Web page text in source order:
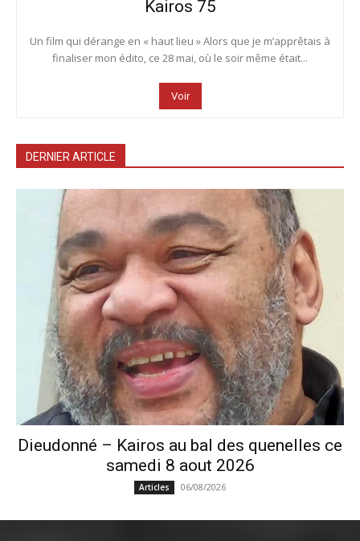
Kairos 75
Un film qui dérange en « haut lieu » Alors que je m’apprêtais à
finaliser mon édito, ce 28 mai, où le soir même était...
Voir
DERNIER ARTICLE
Dieudonné – Kairos au bal des quenelles ce
samedi 8 aout 2026
Articles 06/08/2026